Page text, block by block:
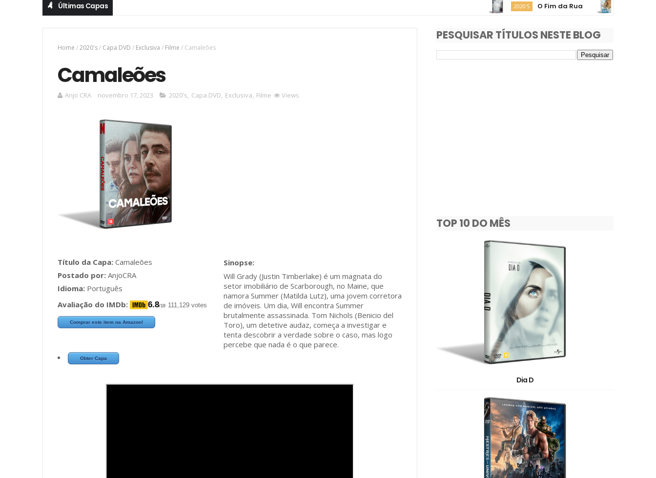
Últimas Capas 2020'S O Fim da Rua 2020'S
Home /2020's/ Capa DVD / Exclusiva / Filme / Camaleões
Camaleões
Anjo CRA novembro 17, 2023 2020's, Capa DVD, Exclusiva, Filme Views
Título da Capa: Camaleões
Postado por: AnjoCRA
Idioma: Português
Avaliação do IMDb:
6.8/10 111,129 votes
Comprar este item na Amazon!
Will Grady (Justin Timberlake) é um magnata do
setor imobiliário de Scarborough, no Maine, que
namora Summer (Matilda Lutz), uma jovem corretora
de imóveis. Um dia, Will encontra Summer
brutalmente assassinada. Tom Nichols (Benicio del
Toro), um detetive audaz, começa a investigar e
tenta descobrir a verdade sobre o caso, mas logo
percebe que nada é o que parece.
Obter Capa
PESQUISAR TÍTULOS NESTE BLOG
TOP 10 DO MÊS
Dia D